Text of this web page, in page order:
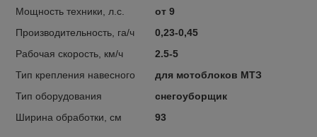
Мощность техники, л.с.
от 9
Производительность, га/ч
0,23-0,45
Рабочая скорость, км/ч
2.5-5
Тип крепления навесного
для мотоблоков МТЗ
Тип оборудования
снегоуборщик
Ширина обработки, см
93